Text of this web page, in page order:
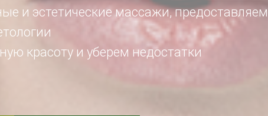
и эстетические массажи, предоставляем
красоту и уберем недостатки